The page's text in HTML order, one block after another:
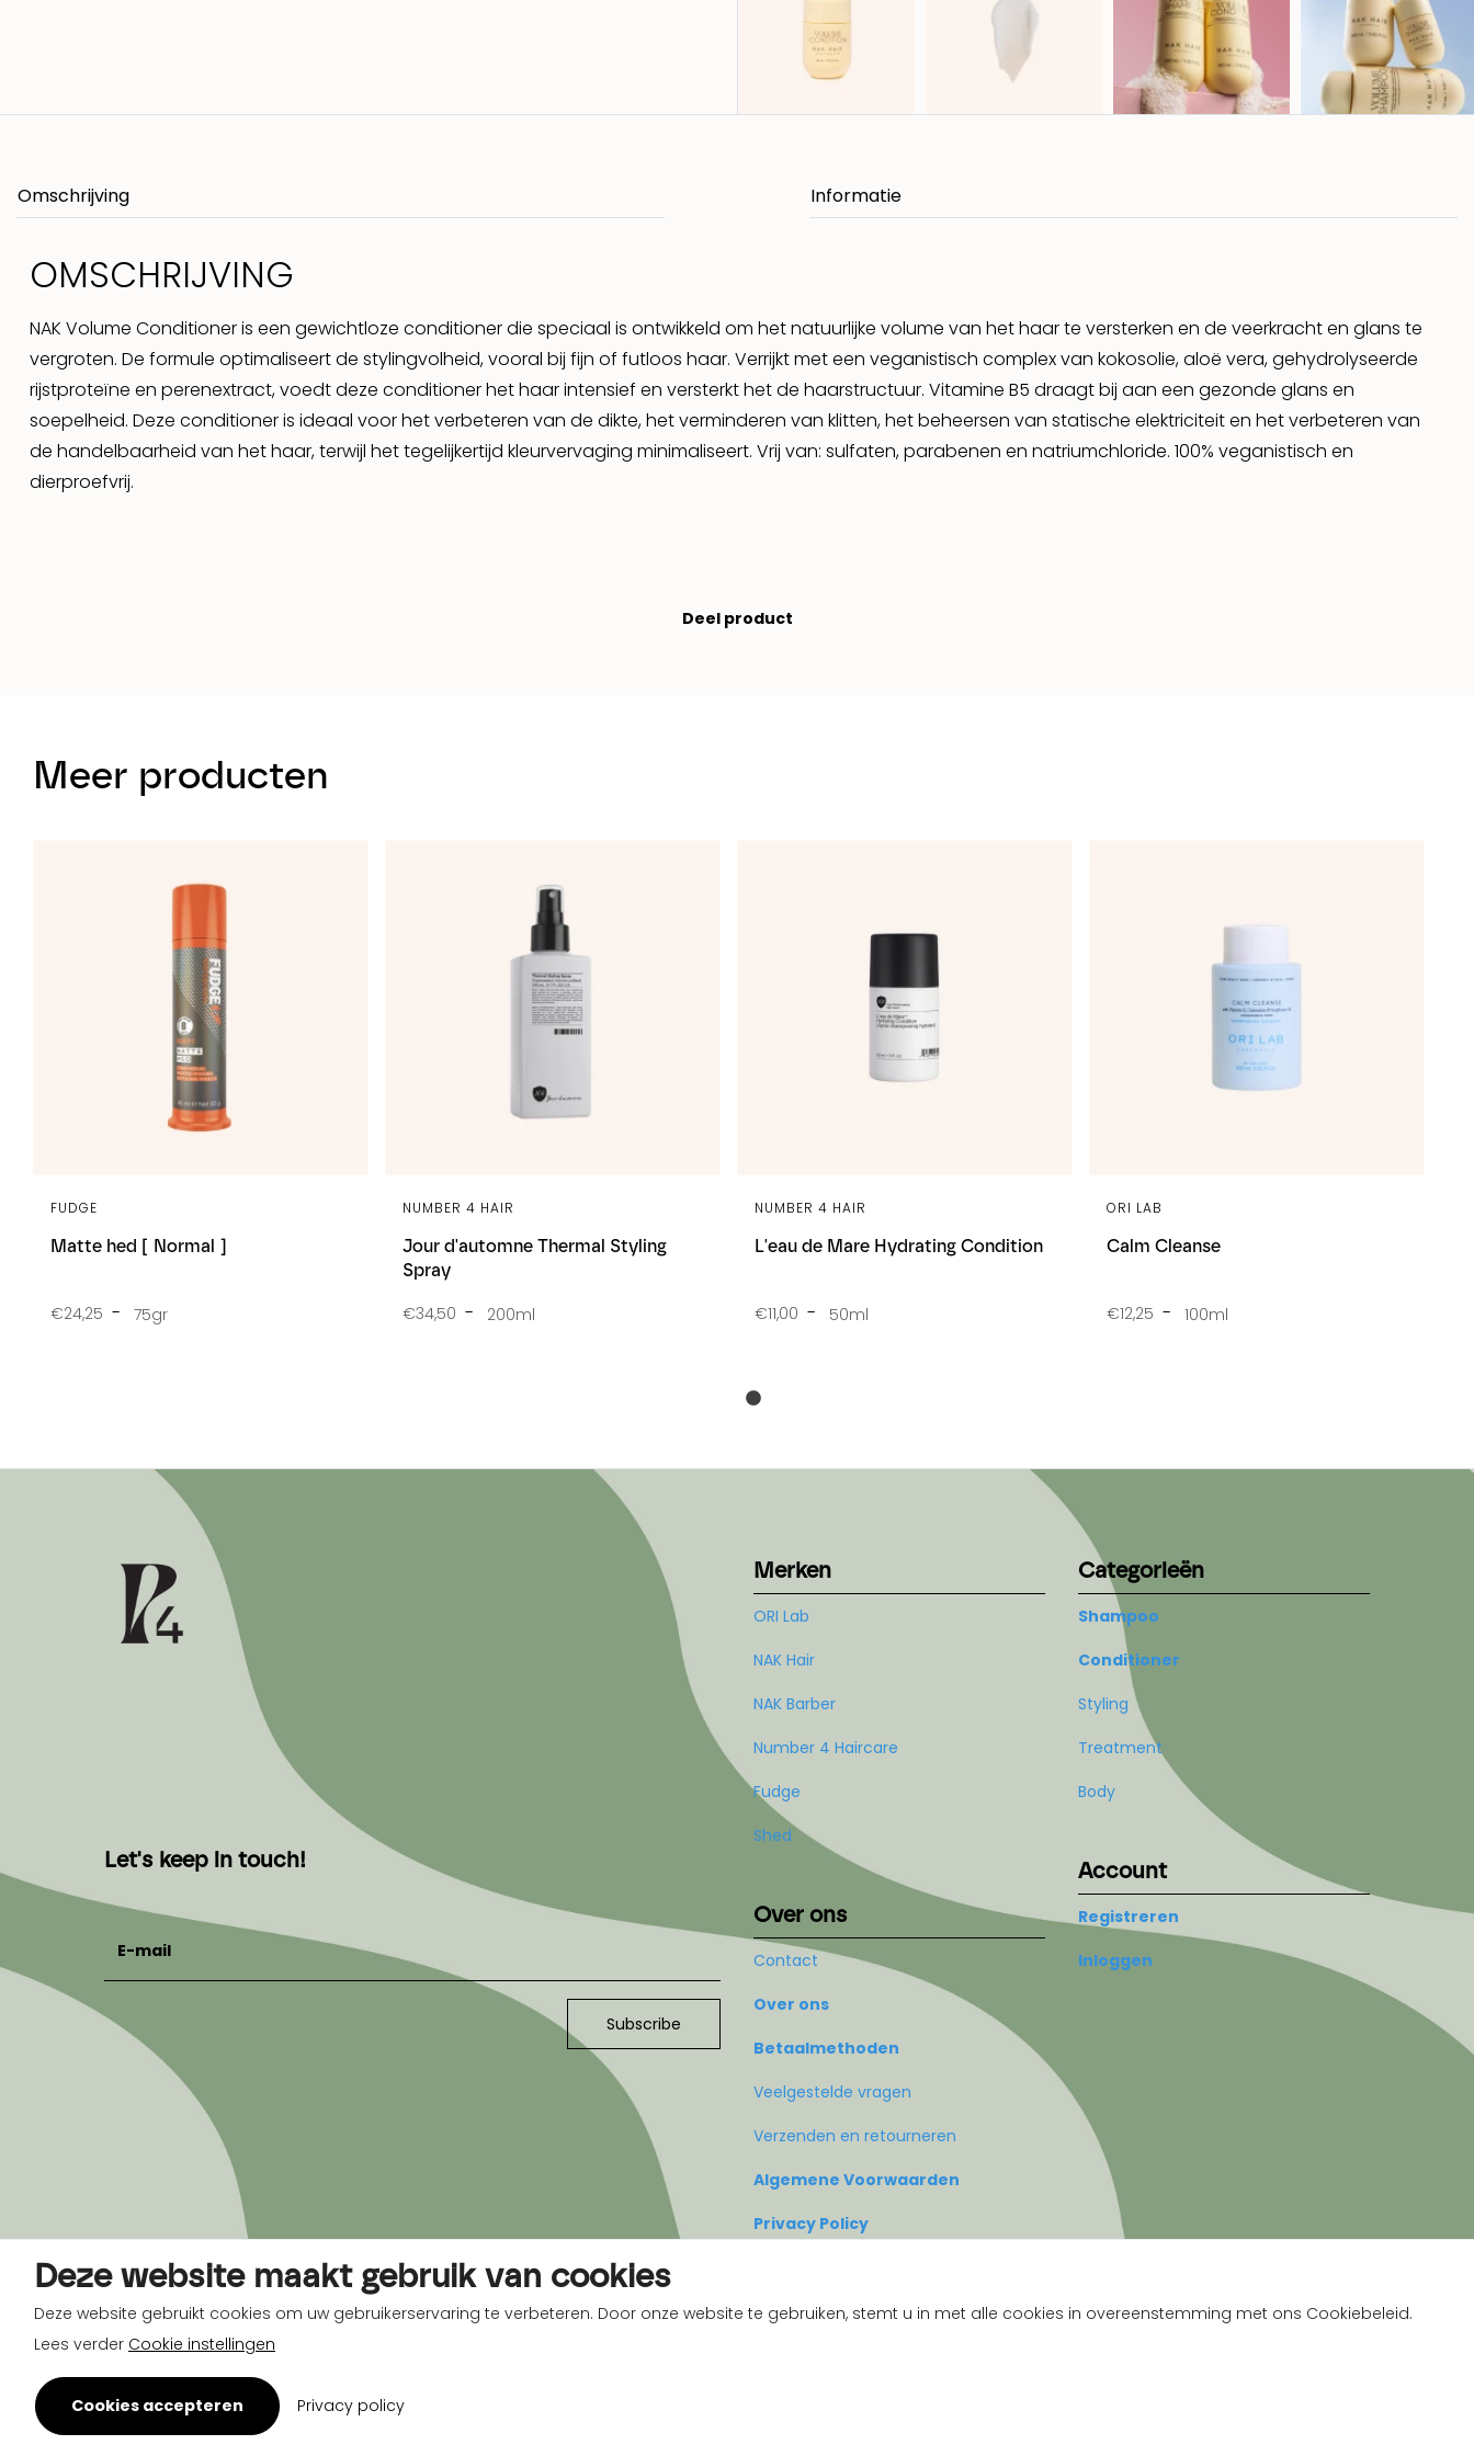
Omschrijving
OMSCHRIJVING
NAK Volume Conditioner is een gewichtloze conditioner die speciaal is ontwikkeld om het natuurlijke volume van het haar te versterken en de veerkracht en glans te
vergroten. De formule optimaliseert de stylingvolheid, vooral bij fijn of futloos haar. Verrijkt met een veganistisch complex van kokosolie, aloë vera, gehydrolyseerde
rijstproteïne en perenextract, voedt deze conditioner het haar intensief en versterkt het de haarstructuur. Vitamine B5 draagt bij aan een gezonde glans en
soepelheid. Deze conditioner is ideaal voor het verbeteren van de dikte, het verminderen van klitten, het beheersen van statische elektriciteit en het verbeteren van
de handelbaarheid van het haar, terwijl het tegelijkertijd kleurvervaging minimaliseert. Vrij van: sulfaten, parabenen en natriumchloride. 100% veganistisch en
dierproefvrij.
Deel product
Meer producten
Matte hed [ Normal ]
FUDGE
€24,25 75gr
Jour d'automne Thermal Styling
Spray
NUMBER 4 HAIR
€34,50 200ml
L'eau de Mare Hydrating Condition
NUMBER 4 HAIR
€11,00 50ml
Calm Cleanse
ORI LAB
€12,25 100ml
Let's keep in touch!
E-mail
Subscribe
Merken
ORI Lab
NAK Hair
NAK Barber
Number 4 Haircare
Fudge
Shed
Over ons
Contact
Over ons
Betaalmethoden
Veelgestelde vragen
Verzenden en retourneren
Algemene Voorwaarden
Privacy Policy
Categorieën
Shampoo
Conditioner
Styling
Treatment
Body
Account
Registreren
Inloggen
Deze website maakt gebruik van cookies
Deze website gebruikt cookies om uw gebruikerservaring te verbeteren. Door onze website te gebruiken, stemt u in met alle cookies in overeenstemming met ons Cookiebeleid.
Lees verder Cookie instellingen
Cookies accepteren Privacy policy